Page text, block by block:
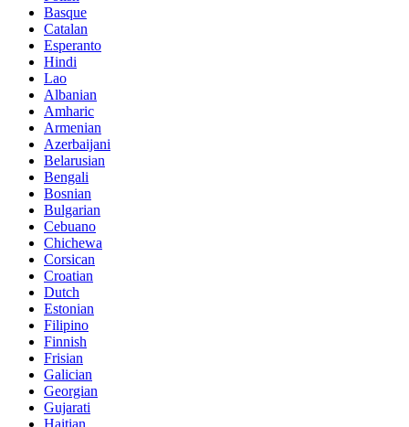
Basque
Catalan
Esperanto
Hindi
Lao
Albanian
Amharic
Armenian
Azerbaijani
Belarusian
Bengali
Bosnian
Bulgarian
Cebuano
Chichewa
Corsican
Croatian
Dutch
Estonian
Filipino
Finnish
Frisian
Galician
Georgian
Gujarati